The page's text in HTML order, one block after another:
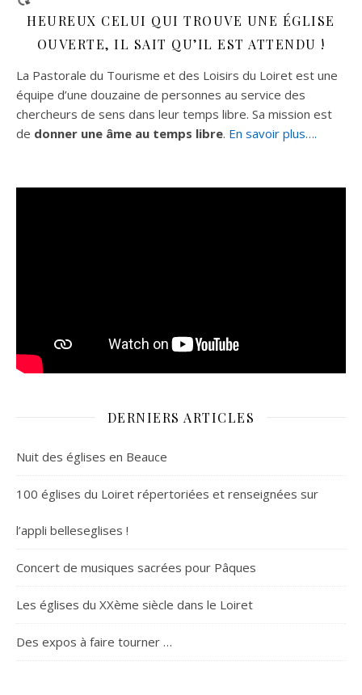
HEUREUX CELUI QUI TROUVE UNE ÉGLISE
OUVERTE, IL SAIT QU’IL EST ATTENDU !
La Pastorale du Tourisme et des Loisirs du Loiret est une
équipe d’une douzaine de personnes au service des
chercheurs de sens dans leur temps libre. Sa mission est
de donner une âme au temps libre. En savoir plus….
DERNIERS ARTICLES
Nuit des églises en Beauce
100 églises du Loiret répertoriées et renseignées sur
l’appli belleseglises !
Concert de musiques sacrées pour Pâques
Les églises du XXème siècle dans le Loiret
Des expos à faire tourner …